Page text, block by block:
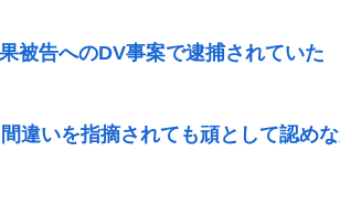
被告へのDV事案で逮捕されてい
違いを指摘されても頑として認め